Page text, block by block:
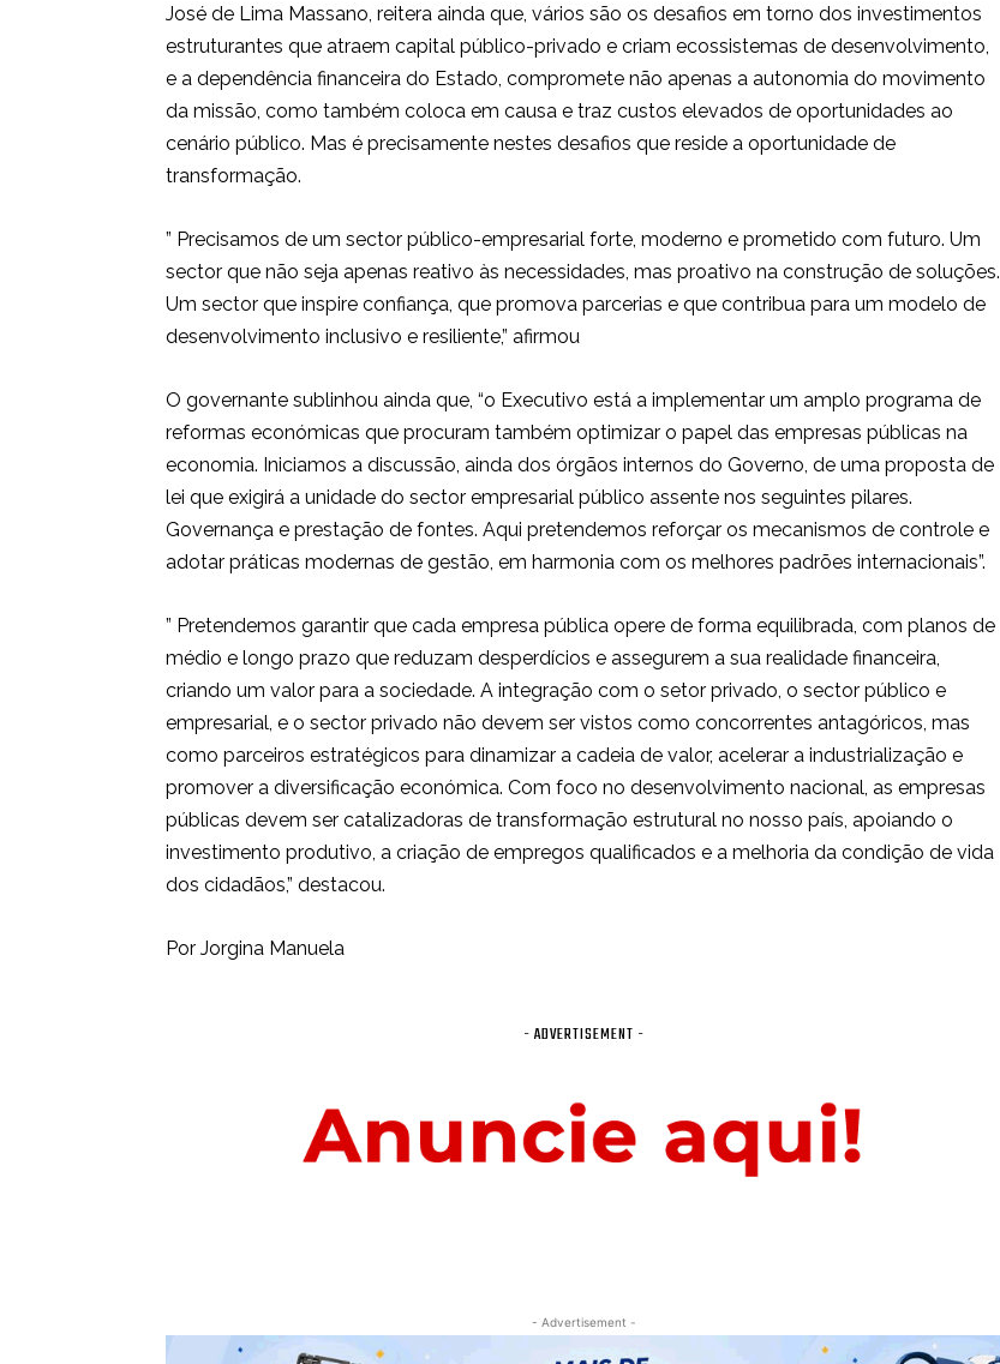
José de Lima Massano, reitera ainda que, vários são os desafios em torno dos investimentos
estruturantes que atraem capital público-privado e criam ecossistemas de desenvolvimento,
e a dependência financeira do Estado, compromete não apenas a autonomia do movimento
da missão, como também coloca em causa e traz custos elevados de oportunidades ao
cenário público. Mas é precisamente nestes desafios que reside a oportunidade de
transformação.
” Precisamos de um sector público-empresarial forte, moderno e prometido com futuro. Um
sector que não seja apenas reativo às necessidades, mas proativo na construção de soluções.
Um sector que inspire confiança, que promova parcerias e que contribua para um modelo de
desenvolvimento inclusivo e resiliente,” afirmou
O governante sublinhou ainda que, “o Executivo está a implementar um amplo programa de
reformas económicas que procuram também optimizar o papel das empresas públicas na
economia. Iniciamos a discussão, ainda dos órgãos internos do Governo, de uma proposta de
lei que exigirá a unidade do sector empresarial público assente nos seguintes pilares.
Governança e prestação de fontes. Aqui pretendemos reforçar os mecanismos de controle e
adotar práticas modernas de gestão, em harmonia com os melhores padrões internacionais”.
” Pretendemos garantir que cada empresa pública opere de forma equilibrada, com planos de
médio e longo prazo que reduzam desperdícios e assegurem a sua realidade financeira,
criando um valor para a sociedade. A integração com o setor privado, o sector público e
empresarial, e o sector privado não devem ser vistos como concorrentes antagóricos, mas
como parceiros estratégicos para dinamizar a cadeia de valor, acelerar a industrialização e
promover a diversificação económica. Com foco no desenvolvimento nacional, as empresas
públicas devem ser catalizadoras de transformação estrutural no nosso país, apoiando o
investimento produtivo, a criação de empregos qualificados e a melhoria da condição de vida
dos cidadãos,” destacou.
Por Jorgina Manuela
- ADVERTISEMENT -
- Advertisement -